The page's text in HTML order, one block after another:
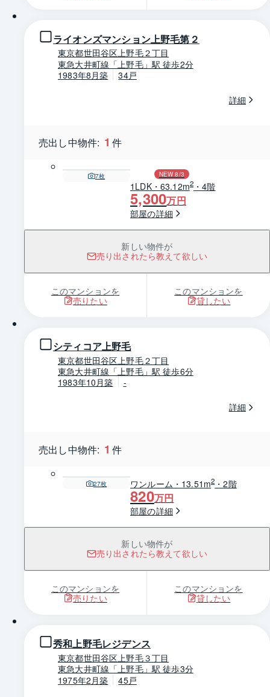
ライオンズマンション上野毛第２
東京都世田谷区上野毛２丁目
東急大井町線「上野毛」駅 徒歩2分
1983年8月築
34戸
詳細
売出し中物件: 1 件
7枚 NEW 8/3
1LDK・63.12m2 ・4階
5,300万円
部屋の詳細
新しい物件が
売り出されたら教えて欲しい
このマンションを
売りたい
このマンションを
貸したい
シティコア上野毛
東京都世田谷区上野毛２丁目
東急大井町線「上野毛」駅 徒歩6分
1983年10月築
-
詳細
売出し中物件: 1 件
27枚 ワンルーム・13.51m2・2階
820万円
部屋の詳細
新しい物件が
売り出されたら教えて欲しい
このマンションを
売りたい
このマンションを
貸したい
秀和上野毛レジデンス
東京都世田谷区上野毛３丁目
東急大井町線「上野毛」駅 徒歩3分
1975年2月築
45戸